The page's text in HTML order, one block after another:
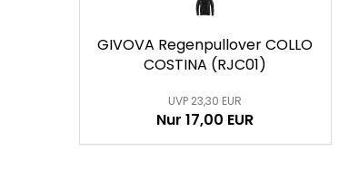
GIVOVA Regenpullover COLLO
COSTINA (RJC01)
UVP 23,30 EUR
Nur 17,00 EUR